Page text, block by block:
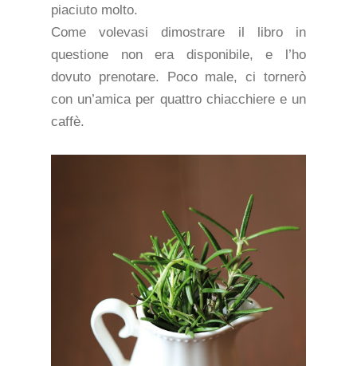
piaciuto molto.
Come volevasi dimostrare il libro in
questione non era disponibile, e l’ho
dovuto prenotare. Poco male, ci tornerò
con un’amica per quattro chiacchiere e un
caffè.